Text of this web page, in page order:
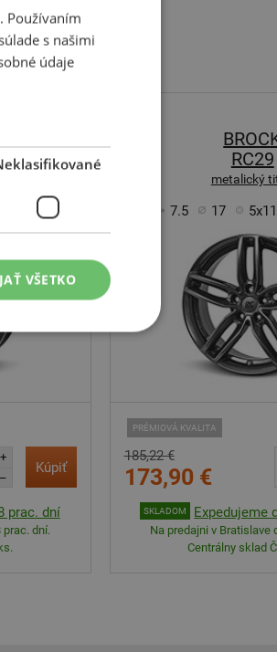
ET 48
+
–
Kúpiť
prac. dní
prac. dní.
RC29
metalický
7.5 17
PRÉMIOVÁ KVALITA
185,22 €
173,90 €
SKLADOM Expedujeme
Na predajni v Bratislave
Centrálny sklad
Používaním
s našimi
údaje
VŠETKO